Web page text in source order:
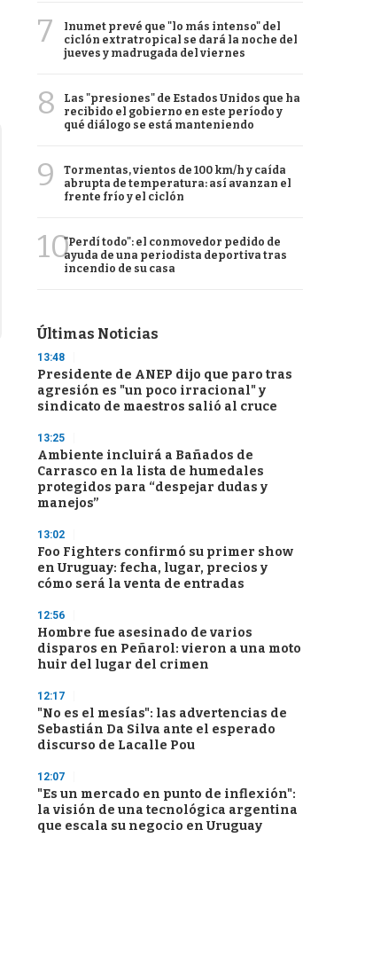
7
Inumet prevé que "lo más intenso" del
ciclón extratropical se dará la noche del
jueves y madrugada del viernes
8
Las "presiones" de Estados Unidos que ha
recibido el gobierno en este período y
qué diálogo se está manteniendo
9
Tormentas, vientos de 100 km/h y caída
abrupta de temperatura: así avanzan el
frente frío y el ciclón
10"Perdí todo": el conmovedor pedido de
ayuda de una periodista deportiva tras
incendio de su casa
Últimas Noticias
13:48
Presidente de ANEP dijo que paro tras
agresión es "un poco irracional" y
sindicato de maestros salió al cruce
13:25
Ambiente incluirá a Bañados de
Carrasco en la lista de humedales
protegidos para “despejar dudas y
manejos”
13:02
Foo Fighters confirmó su primer show
en Uruguay: fecha, lugar, precios y
cómo será la venta de entradas
12:56
Hombre fue asesinado de varios
disparos en Peñarol: vieron a una moto
huir del lugar del crimen
12:17
"No es el mesías": las advertencias de
Sebastián Da Silva ante el esperado
discurso de Lacalle Pou
12:07
"Es un mercado en punto de inflexión":
la visión de una tecnológica argentina
que escala su negocio en Uruguay